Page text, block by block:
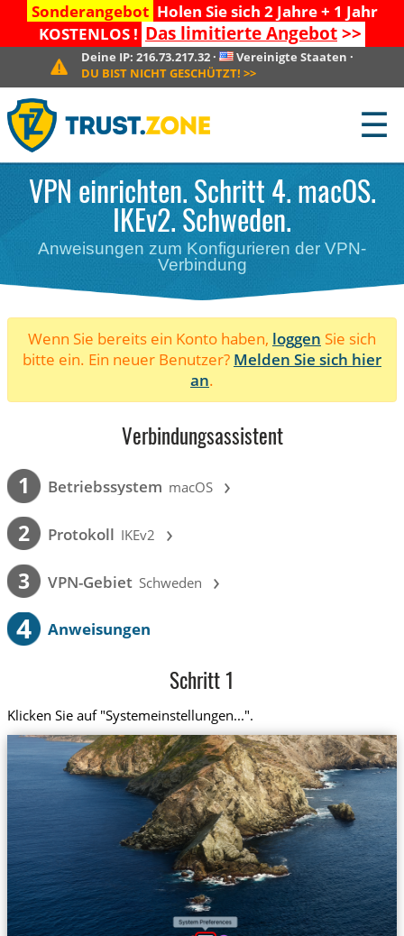
Sonderangebot Holen Sie sich 2 Jahre + 1 Jahr
KOSTENLOS ! Das limitierte Angebot>>
Deine IP:216.73.217.32 · Vereinigte Staaten ·
DU BIST NICHT GESCHÜTZT! >>
☰
VPN einrichten. Schritt 4. macOS.
IKEv2. Schweden.
Anweisungen zum Konfigurieren der VPN-
Verbindung
Wenn Sie bereits ein Konto haben, loggen Sie sich
bitte ein. Ein neuer Benutzer? Melden Sie sich hier
an.
Verbindungsassistent
1 Betriebssystem macOS ›
2 Protokoll IKEv2 ›
3 VPN-Gebiet Schweden ›
4 Anweisungen
Schritt 1
Klicken Sie auf "Systemeinstellungen...".